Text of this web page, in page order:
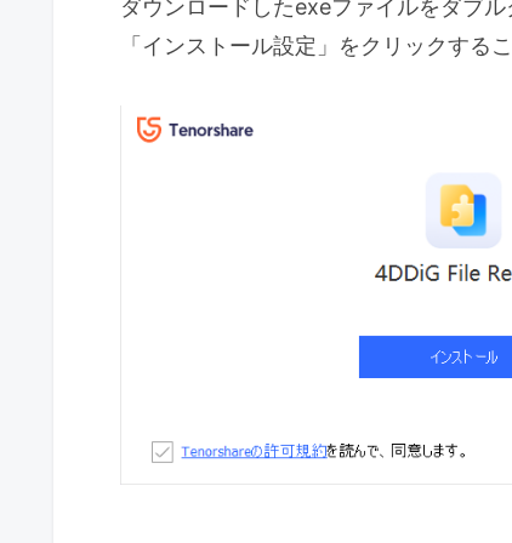
ダウンロードしたexeファイルをダブ
「インストール設定」をクリックする